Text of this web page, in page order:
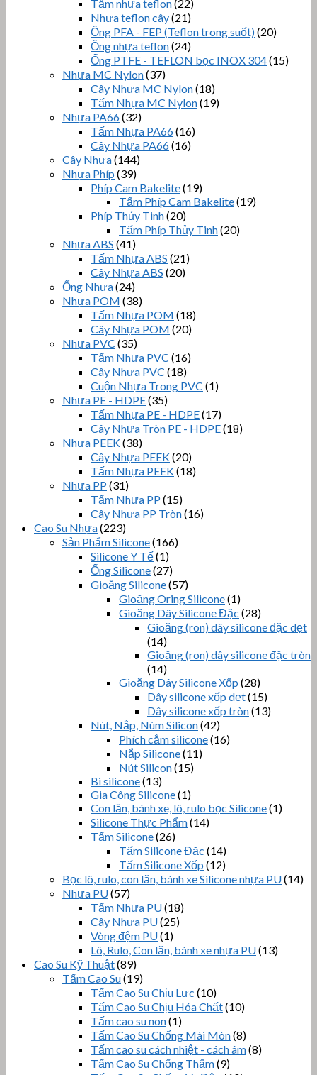
Tấm nhựa teflon(22)
Nhựa teflon cây(21)
Ống PFA - FEP (Teflon trong suốt)(20)
Ống nhựa teflon(24)
Ống PTFE - TEFLON bọc INOX 304(15)
Nhựa MC Nylon(37)
Cây Nhựa MC Nylon(18)
Tấm Nhựa MC Nylon(19)
Nhựa PA66(32)
Tấm Nhựa PA66(16)
Cây Nhựa PA66(16)
Cây Nhựa(144)
Nhựa Phíp (39)
Phíp Cam Bakelite(19)
Tấm Phíp Cam Bakelite(19)
Phíp Thủy Tinh(20)
Tấm Phíp Thủy Tinh(20)
Nhựa ABS (41)
Tấm Nhựa ABS (21)
Cây Nhựa ABS (20)
Ống Nhựa(24)
Nhựa POM (38)
Tấm Nhựa POM (18)
Cây Nhựa POM (20)
Nhựa PVC (35)
Tấm Nhựa PVC (16)
Cây Nhựa PVC (18)
Cuộn Nhựa Trong PVC (1)
Nhựa PE - HDPE(35)
Tấm Nhựa PE - HDPE(17)
Cây Nhựa Tròn PE - HDPE(18)
Nhựa PEEK(38)
Cây Nhựa PEEK(20)
Tấm Nhựa PEEK(18)
Nhựa PP (31)
Tấm Nhựa PP (15)
Cây Nhựa PP Tròn(16)
Cao Su Nhựa(223)
Sản Phẩm Silicone(166)
Silicone Y Tế(1)
Ống Silicone(27)
Gioăng Silicone(57)
Gioăng Oring Silicone(1)
Gioăng Dây Silicone Đặc (28)
Gioăng (ron) dây silicone đặc dẹt
(14)
Gioăng (ron) dây silicone đặc tròn
(14)
Gioăng Dây Silicone Xốp (28)
Dây silicone xốp dẹt(15)
Dây silicone xốp tròn(13)
Nút, Nắp, Núm Silicon(42)
Phích cắm silicone(16)
Nắp Silicone(11)
Nút Silicon(15)
Bi silicone(13)
Gia Công Silicone(1)
Con lăn, bánh xe, lô, rulo bọc Silicone(1)
Silicone Thực Phẩm(14)
Tấm Silicone(26)
Tấm Silicone Đặc (14)
Tấm Silicone Xốp (12)
Bọc lô, rulo, con lăn, bánh xe Silicone nhựa PU(14)
Nhựa PU(57)
Tấm Nhựa PU(18)
Cây Nhựa PU(25)
Vòng đệm PU(1)
Lô, Rulo, Con lăn, bánh xe nhựa PU(13)
Cao Su Kỹ Thuật(89)
Tấm Cao Su(19)
Tấm Cao Su Chịu Lực (10)
Tấm Cao Su Chịu Hóa Chất(10)
Tấm cao su non(1)
Tấm Cao Su Chống Mài Mòn(8)
Tấm cao su cách nhiệt - cách âm(8)
Tấm Cao Su Chống Thấm(9)